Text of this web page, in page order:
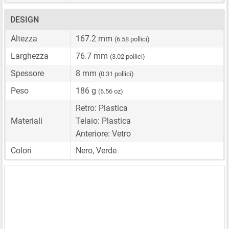
DESIGN
Altezza
167.2 mm (6.58 pollici)
Larghezza 76.7 mm (3.02 pollici)
Spessore 8 mm (0.31 pollici)
Peso 186 g (6.56 oz)
Materiali
Retro: Plastica
Telaio: Plastica
Anteriore: Vetro
Colori
Nero, Verde